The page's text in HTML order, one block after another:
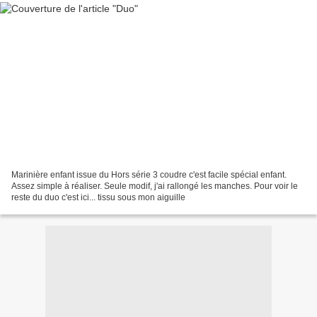
Marinière enfant issue du Hors série 3 coudre c'est facile spécial enfant.
Assez simple à réaliser. Seule modif, j'ai rallongé les manches. Pour voir le
reste du duo c'est ici... tissu sous mon aiguille